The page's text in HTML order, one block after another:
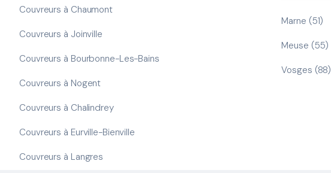
Couvreurs à Chaumont
Couvreurs à Joinville
Couvreurs à Bourbonne-Les-Bains
Couvreurs à Nogent
Couvreurs à Chalindrey
Couvreurs à Eurville-Bienville
Couvreurs à Langres
Marne (51)
Meuse (55)
Vosges (88)